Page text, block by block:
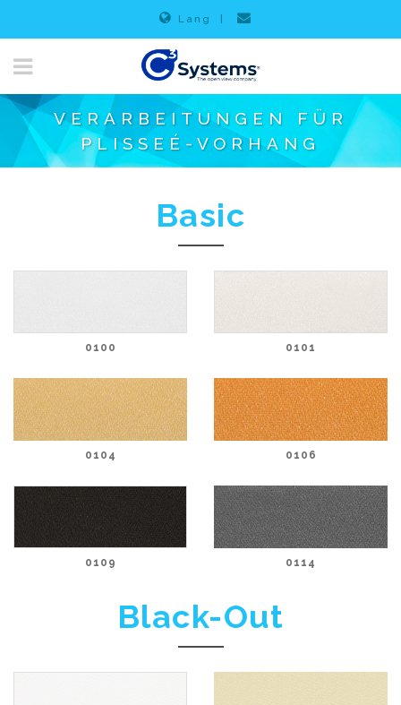
Lang
VERARBEITUNGEN FÜR
PLISSEÉ-VORHANG
Basic
0100 0101
0104 0106
0109 0114
Black-Out